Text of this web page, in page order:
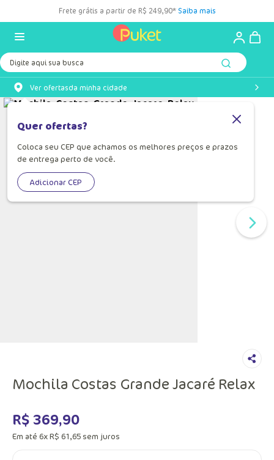
Frete grátis a partir de R$ 249,90* Saiba mais
Digite aqui sua busca
Ver ofertasda minha cidade
Quer ofertas?
Coloca seu CEP que achamos os melhores preços e prazos
de entrega perto de você.
Adicionar CEP
Mochila Costas Grande Jacaré Relax
R$ 369,90
Em até 6xR$ 61,65 sem juros